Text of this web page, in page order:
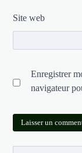
Site web
Enregistrer
navigateur